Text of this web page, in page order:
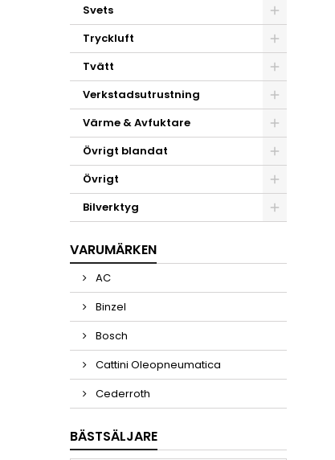
Svets
Tryckluft
Tvätt
Verkstadsutrustning
Värme & Avfuktare
Övrigt blandat
Övrigt
Bilverktyg
VARUMÄRKEN
AC
Binzel
Bosch
Cattini Oleopneumatica
Cederroth
BÄSTSÄLJARE